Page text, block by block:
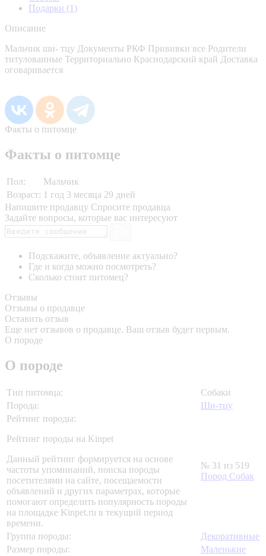
Подарки (1)
Описание
Мальчик ши- тцу Документы РКФ Прививки все Родители
титулованные Территориально Краснодарский край Доставка
оговаривается
Факты о питомце
Факты о питомце
Пол:
Мальчик
Возраст: 1 год 3 месяца 29 дней
Напишите продавцу Спросите продавца
Задайте вопросы, которые вас интересуют
Подскажите, объявление актуально?
Где и когда можно посмотреть?
Сколько стоит питомец?
Отзывы
Отзывы о продавце
Оставить отзыв
Еще нет отзывов о продавце. Ваш отзыв будет первым.
О породе
О породе
Тип питомца:
Собаки
Порода:
Ши-тцу
Рейтинг породы:
Рейтинг породы на Kinpet
Данный рейтинг формируется на основе
частоты упоминаний, поиска породы
посетителями на сайте, посещаемости
объявлений и других параметрах, которые
помогают определить популярность породы
на площадке Kinpet.ru в текущий период
времени.
№ 31 из 519
Пород Собак
Группа породы:
Декоративные
Размер породы:
Маленькие